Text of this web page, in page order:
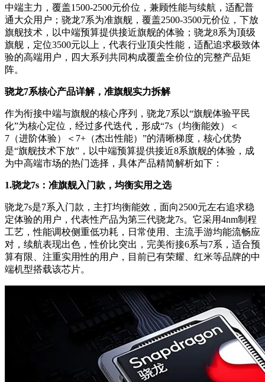
中端主力，覆盖1500-2500元价位，兼顾性能与续航，适配普
通大众用户；骁龙7系为准旗舰，覆盖2500-3500元价位，下放
旗舰技术，以中端预算提供接近旗舰的体验；骁龙8系为顶级
旗舰，定位3500元以上，代表行业顶尖性能，适配追求极致体
验的高端用户，四大系列共同构成覆盖全价位的完整产品矩
阵。
骁龙7系核心产品详解，准旗舰实力拆解
作为衔接中端与旗舰的核心序列，骁龙7系以“旗舰体验平民
化”为核心定位，经过多代迭代，形成“7s（均衡能效）＜
7（进阶体验）＜7+（杰出性能）”的清晰梯度，核心优势
是“旗舰技术下放”，以中端预算提供接近8系旗舰的体验，成
为中高端市场的热门选择，具体产品精简解析如下：
1.骁龙7s ：准旗舰入门款，均衡实用之选
骁龙7s是7系入门款，主打均衡能效，面向2500元左右追求稳
定体验的用户，代表性产品为第三代骁龙7s。它采用4nm制程
工艺，性能调校侧重低功耗，日常使用、主流手游均能流畅应
对，续航表现出色，性价比突出，完美衔接6系与7系，适合预
算有限、注重实用性的用户，目前已有荣耀、红米等品牌的中
端机型搭载该芯片。